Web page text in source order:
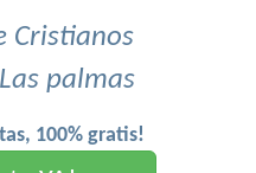
Cristianos
palmas
100% gratis!